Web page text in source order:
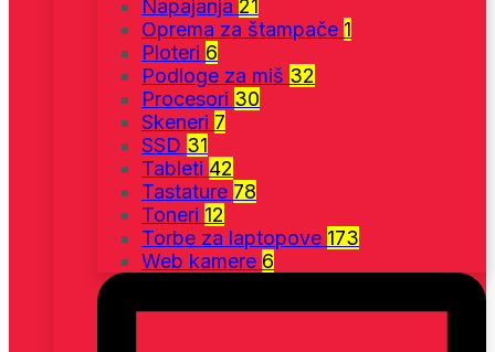
Napajanja 21
Oprema za štampače 1
Ploteri 6
Podloge za miš 32
Procesori 30
Skeneri 7
SSD 31
Tableti 42
Tastature 78
Toneri 12
Torbe za laptopove 173
Web kamere 6